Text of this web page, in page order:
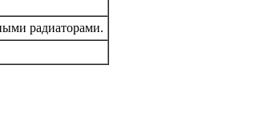
радиаторами.